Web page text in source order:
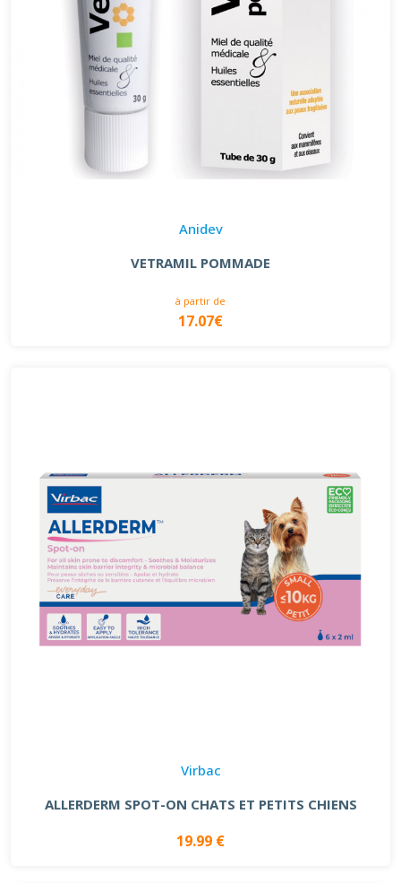
Anidev
VETRAMIL POMMADE
à partir de
17.07€
Virbac
ALLERDERM SPOT-ON CHATS ET PETITS CHIENS
19.99 €